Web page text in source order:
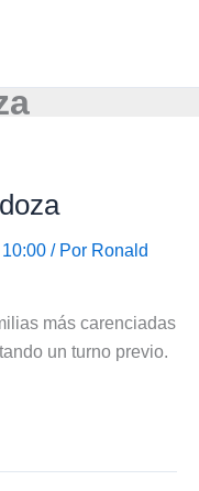
/ Por Ronald
más carenciadas
un turno previo.